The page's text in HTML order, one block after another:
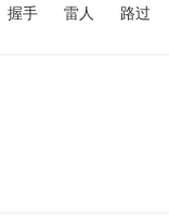
握手 雷人 路过